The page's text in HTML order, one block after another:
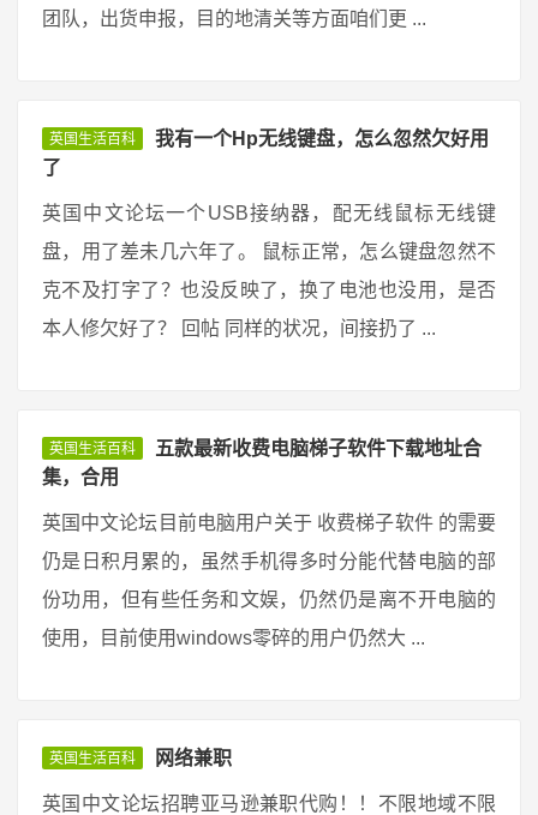
团队，出货申报，目的地清关等方面咱们更 ...
英国生活百科
我有一个Hp无线键盘，怎么忽然欠好用
了
英国中文论坛一个USB接纳器，配无线鼠标无线键
盘，用了差未几六年了。 鼠标正常，怎么键盘忽然不
克不及打字了？也没反映了，换了电池也没用，是否
本人修欠好了？ 回帖 同样的状况，间接扔了 ...
英国生活百科
五款最新收费电脑梯子软件下载地址合
集，合用
英国中文论坛目前电脑用户关于 收费梯子软件 的需要
仍是日积月累的，虽然手机得多时分能代替电脑的部
份功用，但有些任务和文娱，仍然仍是离不开电脑的
使用，目前使用windows零碎的用户仍然大 ...
英国生活百科 网络兼职
英国中文论坛招聘亚马逊兼职代购！！不限地域不限